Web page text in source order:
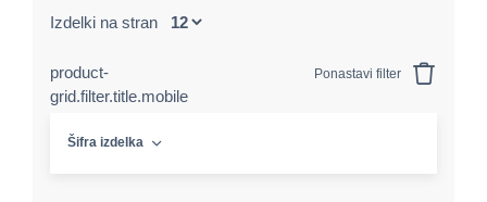
Izdelki na stran
product-
grid.filter.title.mobile
Ponastavi filter
Šifra izdelka